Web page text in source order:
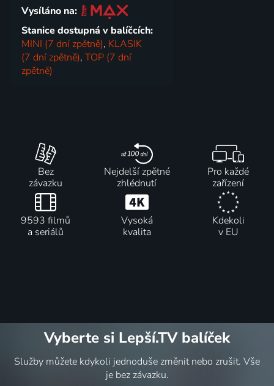
Vysíláno na:
Stanice dostupná v balíčcích:
MINI (7 dní zpětně), KLASIK
(7 dní zpětně),TOP (7 dní
zpětně)
Bez
závazku
Nejdelší zpětné
zhlédnutí
Pro každé
zařízení
9593 filmů
a seriálů
Vysoká
kvalita
Kdekoli
v EU
Vyberte si Lepší.TV balíček
Služby můžete kdykoli jednoduše změnit nebo zrušit. Vše
je bez závazku.